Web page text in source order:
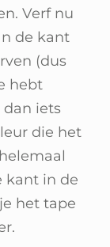
Verf nu
de kant
(dus
hebt
dan iets
die het
kant in de
het tape